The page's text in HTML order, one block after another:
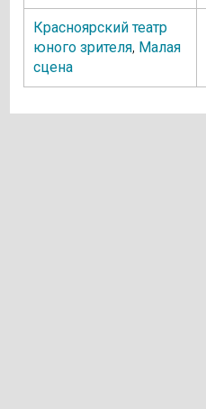
Красноярский театр
юного зрителя, Малая
сцена